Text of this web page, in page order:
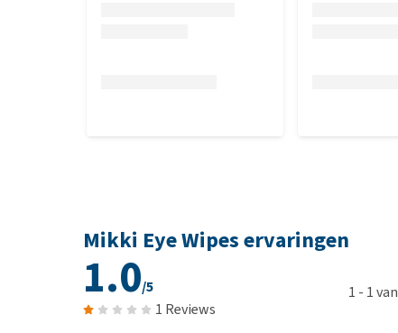
Mikki Eye Wipes ervaringen
1.0/5
1 Reviews
1 - 1van